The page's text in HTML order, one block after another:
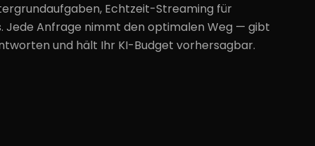
Echtzeit-Streaming für
Jede Anfrage nimmt den optimalen Weg — gibt
und hält Ihr KI-Budget vorhersagbar.